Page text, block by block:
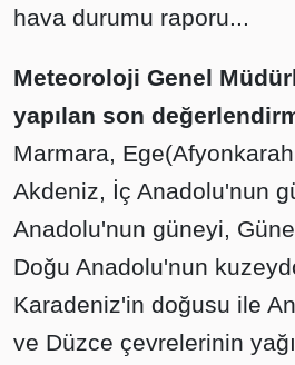
hava durumu raporu...
Meteoroloji Genel
yapılan son
Marmara,
Akdeniz, İç Anadolu'nun
Anadolu'nun güneyi,
Doğu Anadolu'nun
Karadeniz'in doğusu ile
ve Düzce çevrelerinin